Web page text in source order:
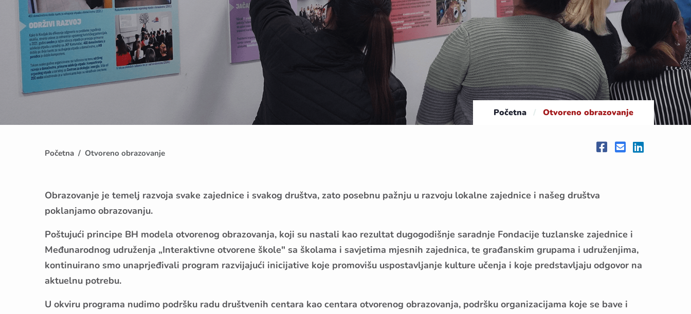
Početna / Otvoreno obrazovanje
Početna Otvoreno obrazovanje
Obrazovanje je temelj razvoja svake zajednice i svakog društva, zato posebnu pažnju u razvoju lokalne zajednice i našeg društva
poklanjamo obrazovanju.
Poštujući principe BH modela otvorenog obrazovanja, koji su nastali kao rezultat dugogodišnje saradnje Fondacije tuzlanske zajednice i
Međunarodnog udruženja „Interaktivne otvorene škole" sa školama i savjetima mjesnih zajednica, te građanskim grupama i udruženjima,
kontinuirano smo unaprjeđivali program razvijajući inicijative koje promovišu uspostavljanje kulture učenja i koje predstavljaju odgovor na
aktuelnu potrebu.
U okviru programa nudimo podršku radu društvenih centara kao centara otvorenog obrazovanja, podršku organizacijama koje se bave i